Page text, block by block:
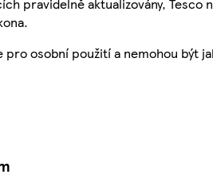
pravidelně aktualizovány,
pro osobní použití a nemohou být